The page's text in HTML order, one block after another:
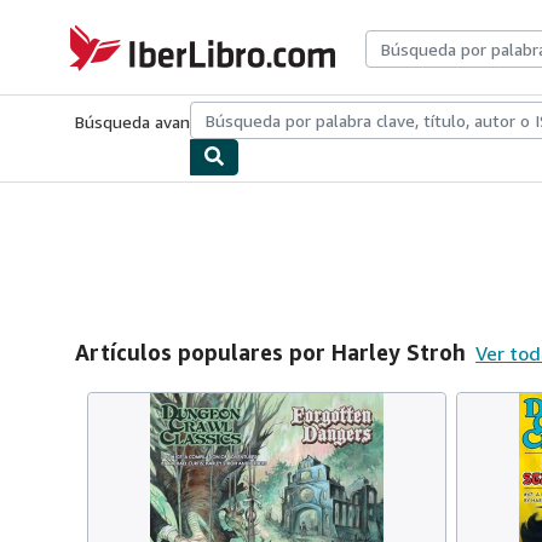
IberLibro.com
Búsqueda avanzadaColecciones Libros antiguosArte y
Artículos populares por Harley Stroh Ver